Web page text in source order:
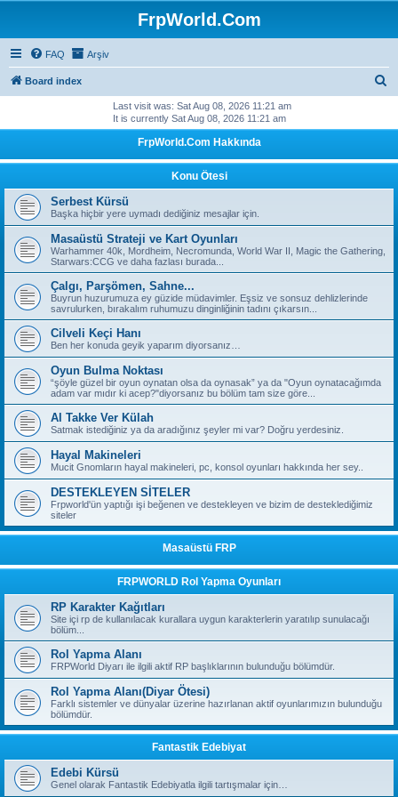
FrpWorld.Com
FAQ Arşiv
Board index
c
h
Last visit was: Sat Aug 08, 2026 11:21 am
It is currently Sat Aug 08, 2026 11:21 am
FrpWorld.Com Hakkında
Konu Ötesi
Serbest Kürsü
Başka hiçbir yere uymadı dediğiniz mesajlar için.
Masaüstü Strateji ve Kart Oyunları
Warhammer 40k, Mordheim, Necromunda, World War II, Magic the Gathering,
Starwars:CCG ve daha fazlası burada...
Çalgı, Parşömen, Sahne...
Buyrun huzurumuza ey güzide müdavimler. Eşsiz ve sonsuz dehlizlerinde
savrulurken, bırakalım ruhumuzu dinginliğinin tadını çıkarsın...
Cilveli Keçi Hanı
Ben her konuda geyik yaparım diyorsanız…
Oyun Bulma Noktası
“şöyle güzel bir oyun oynatan olsa da oynasak” ya da "Oyun oynatacağımda
adam var mıdır ki acep?"diyorsanız bu bölüm tam size göre...
Al Takke Ver Külah
Satmak istediğiniz ya da aradığınız şeyler mi var? Doğru yerdesiniz.
Hayal Makineleri
Mucit Gnomların hayal makineleri, pc, konsol oyunları hakkında her sey..
DESTEKLEYEN SİTELER
Frpworld'ün yaptığı işi beğenen ve destekleyen ve bizim de desteklediğimiz
siteler
Masaüstü FRP
FRPWORLD Rol Yapma Oyunları
RP Karakter Kağıtları
Site içi rp de kullanılacak kurallara uygun karakterlerin yaratılıp sunulacağı
bölüm...
Rol Yapma Alanı
FRPWorld Diyarı ile ilgili aktif RP başlıklarının bulunduğu bölümdür.
Rol Yapma Alanı(Diyar Ötesi)
Farklı sistemler ve dünyalar üzerine hazırlanan aktif oyunlarımızın bulunduğu
bölümdür.
Fantastik Edebiyat
Edebi Kürsü
Genel olarak Fantastik Edebiyatla ilgili tartışmalar için…